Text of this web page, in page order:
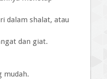
dalam shalat, atau
dan giat.
mudah.